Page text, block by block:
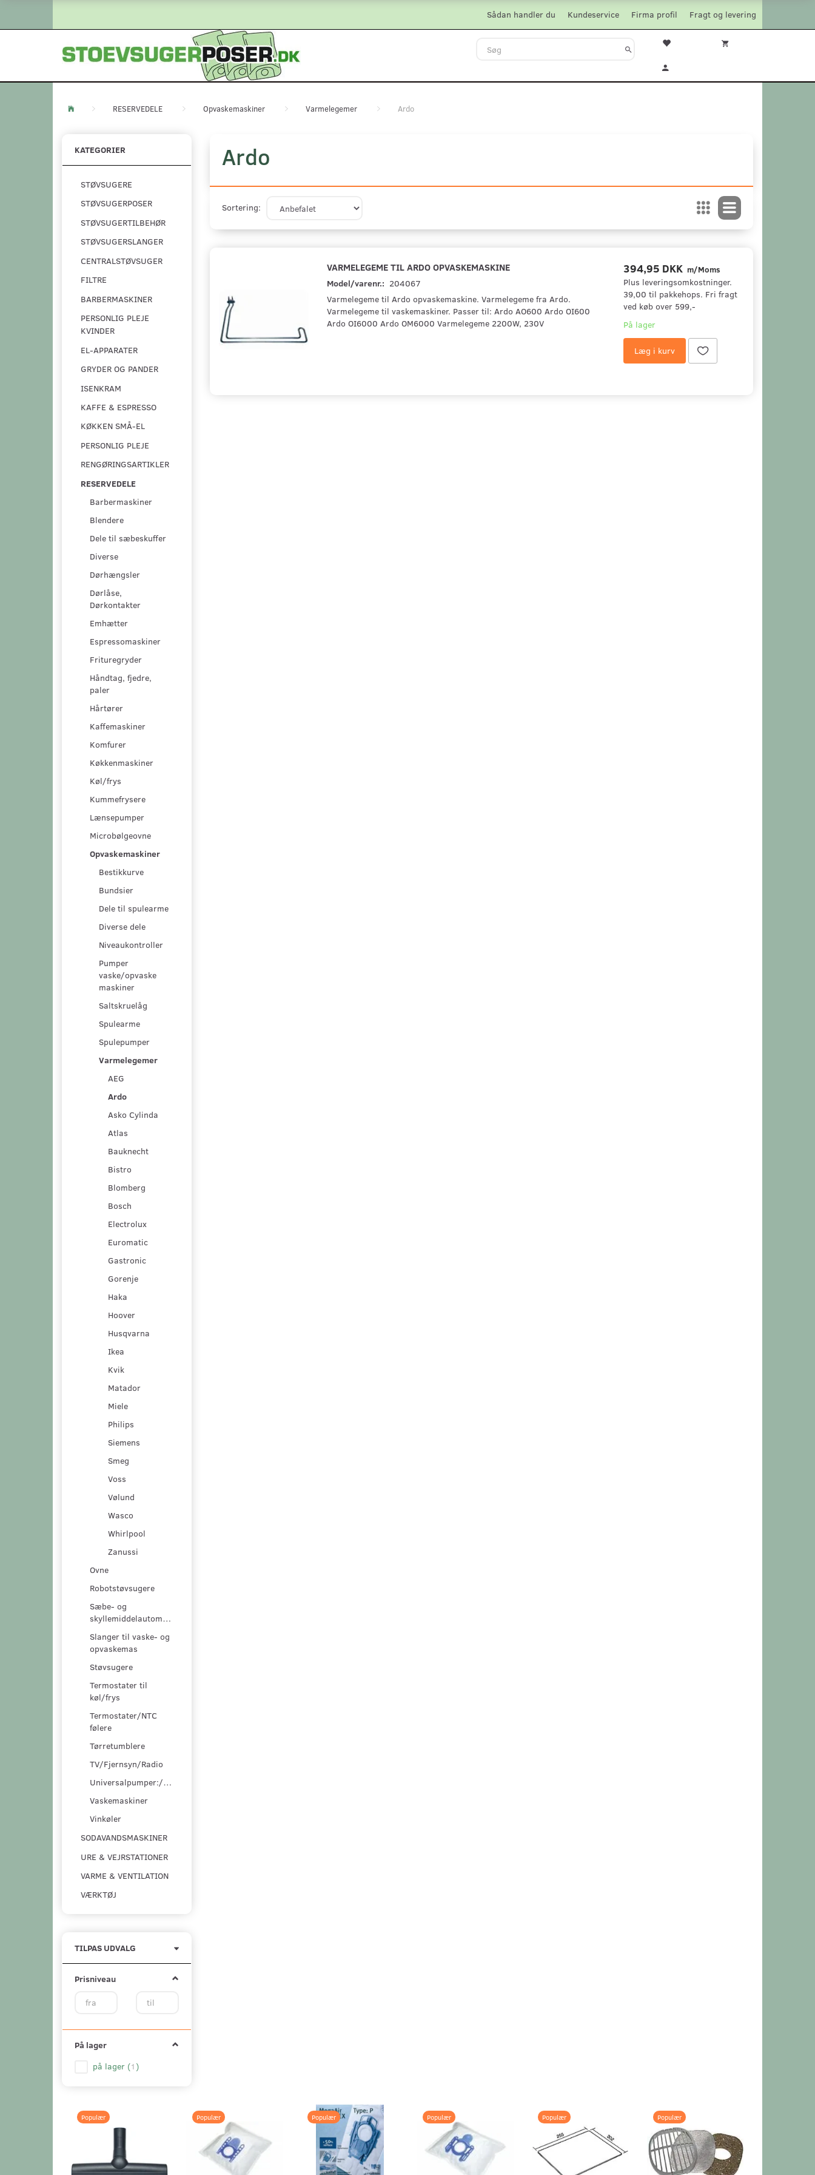
Fragt og levering
Firma profil
Kundeservice
Sådan handler du
RESERVEDELE Opvaskemaskiner Varmelegemer Ardo
KATEGORIER
STØVSUGERE
STØVSUGERPOSER
STØVSUGERTILBEHØR
STØVSUGERSLANGER
CENTRALSTØVSUGER
FILTRE
BARBERMASKINER
PERSONLIG PLEJE
KVINDER
EL-APPARATER
GRYDER OG PANDER
ISENKRAM
KAFFE & ESPRESSO
KØKKEN SMÅ-EL
PERSONLIG PLEJE
RENGØRINGSARTIKLER
RESERVEDELE
Barbermaskiner
Blendere
Dele til sæbeskuffer
Diverse
Dørhængsler
Dørlåse,
Dørkontakter
Emhætter
Espressomaskiner
Frituregryder
Håndtag, fjedre,
paler
Hårtører
Kaffemaskiner
Komfurer
Køkkenmaskiner
Køl/frys
Kummefrysere
Lænsepumper
Microbølgeovne
Opvaskemaskiner
Bestikkurve
Bundsier
Dele til spulearme
Diverse dele
Niveaukontroller
Pumper
vaske/opvaske
maskiner
Saltskruelåg
Spulearme
Spulepumper
Varmelegemer
AEG
Ardo
Asko Cylinda
Atlas
Bauknecht
Bistro
Blomberg
Bosch
Electrolux
Euromatic
Gastronic
Gorenje
Haka
Hoover
Husqvarna
Ikea
Kvik
Matador
Miele
Philips
Siemens
Smeg
Voss
Vølund
Wasco
Whirlpool
Zanussi
Ovne
Robotstøvsugere
Sæbe- og
skyllemiddelautomater
Slanger til vaske- og
opvaskemas
Støvsugere
Termostater til
køl/frys
Termostater/NTC
følere
Tørretumblere
TV/Fjernsyn/Radio
Universalpumper:/pumpesæt
Vaskemaskiner
Vinkøler
SODAVANDSMASKINER
URE & VEJRSTATIONER
VARME & VENTILATION
VÆRKTØJ
TILPAS UDVALG
Prisniveau
På lager
på lager (1 )
Ardo
Sortering:
VARMELEGEME TIL ARDO OPVASKEMASKINE
Model/varenr.: 204067
Varmelegeme til Ardo opvaskemaskine. Varmelegeme fra Ardo.
Varmelegeme til vaskemaskiner. Passer til: Ardo AO600 Ardo OI600
Ardo OI6000 Ardo OM6000 Varmelegeme 2200W, 230V
394,95 DKK m/Moms
Plus leveringsomkostninger.
39,00 til pakkehops. Fri fragt
ved køb over 599,-
På lager
Læg i kurv
Populær Populær Populær Populær Populær Populær